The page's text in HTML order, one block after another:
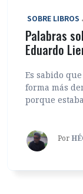
‎ SOBRE LIBROS
Palabras
Eduardo
Es sabido
forma más
porque
Por